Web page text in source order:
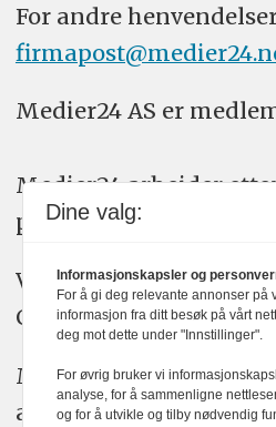
For andre
Medier24 AS er
Medier24 arbeider
plakatens regler for
Vi bruker KI-verktøy
Claude, og Gemini i
Medier24s redaksjon
ansvar for publisert
Dine valg:
Informasjonskapsler og
For å gi deg relevante annonser på
informasjon fra ditt besøk på vårt
deg mot dette under "Innstillinger".
For øvrig bruker vi
analyse, for å sammenligne
og for å utvikle og tilby nødvendig